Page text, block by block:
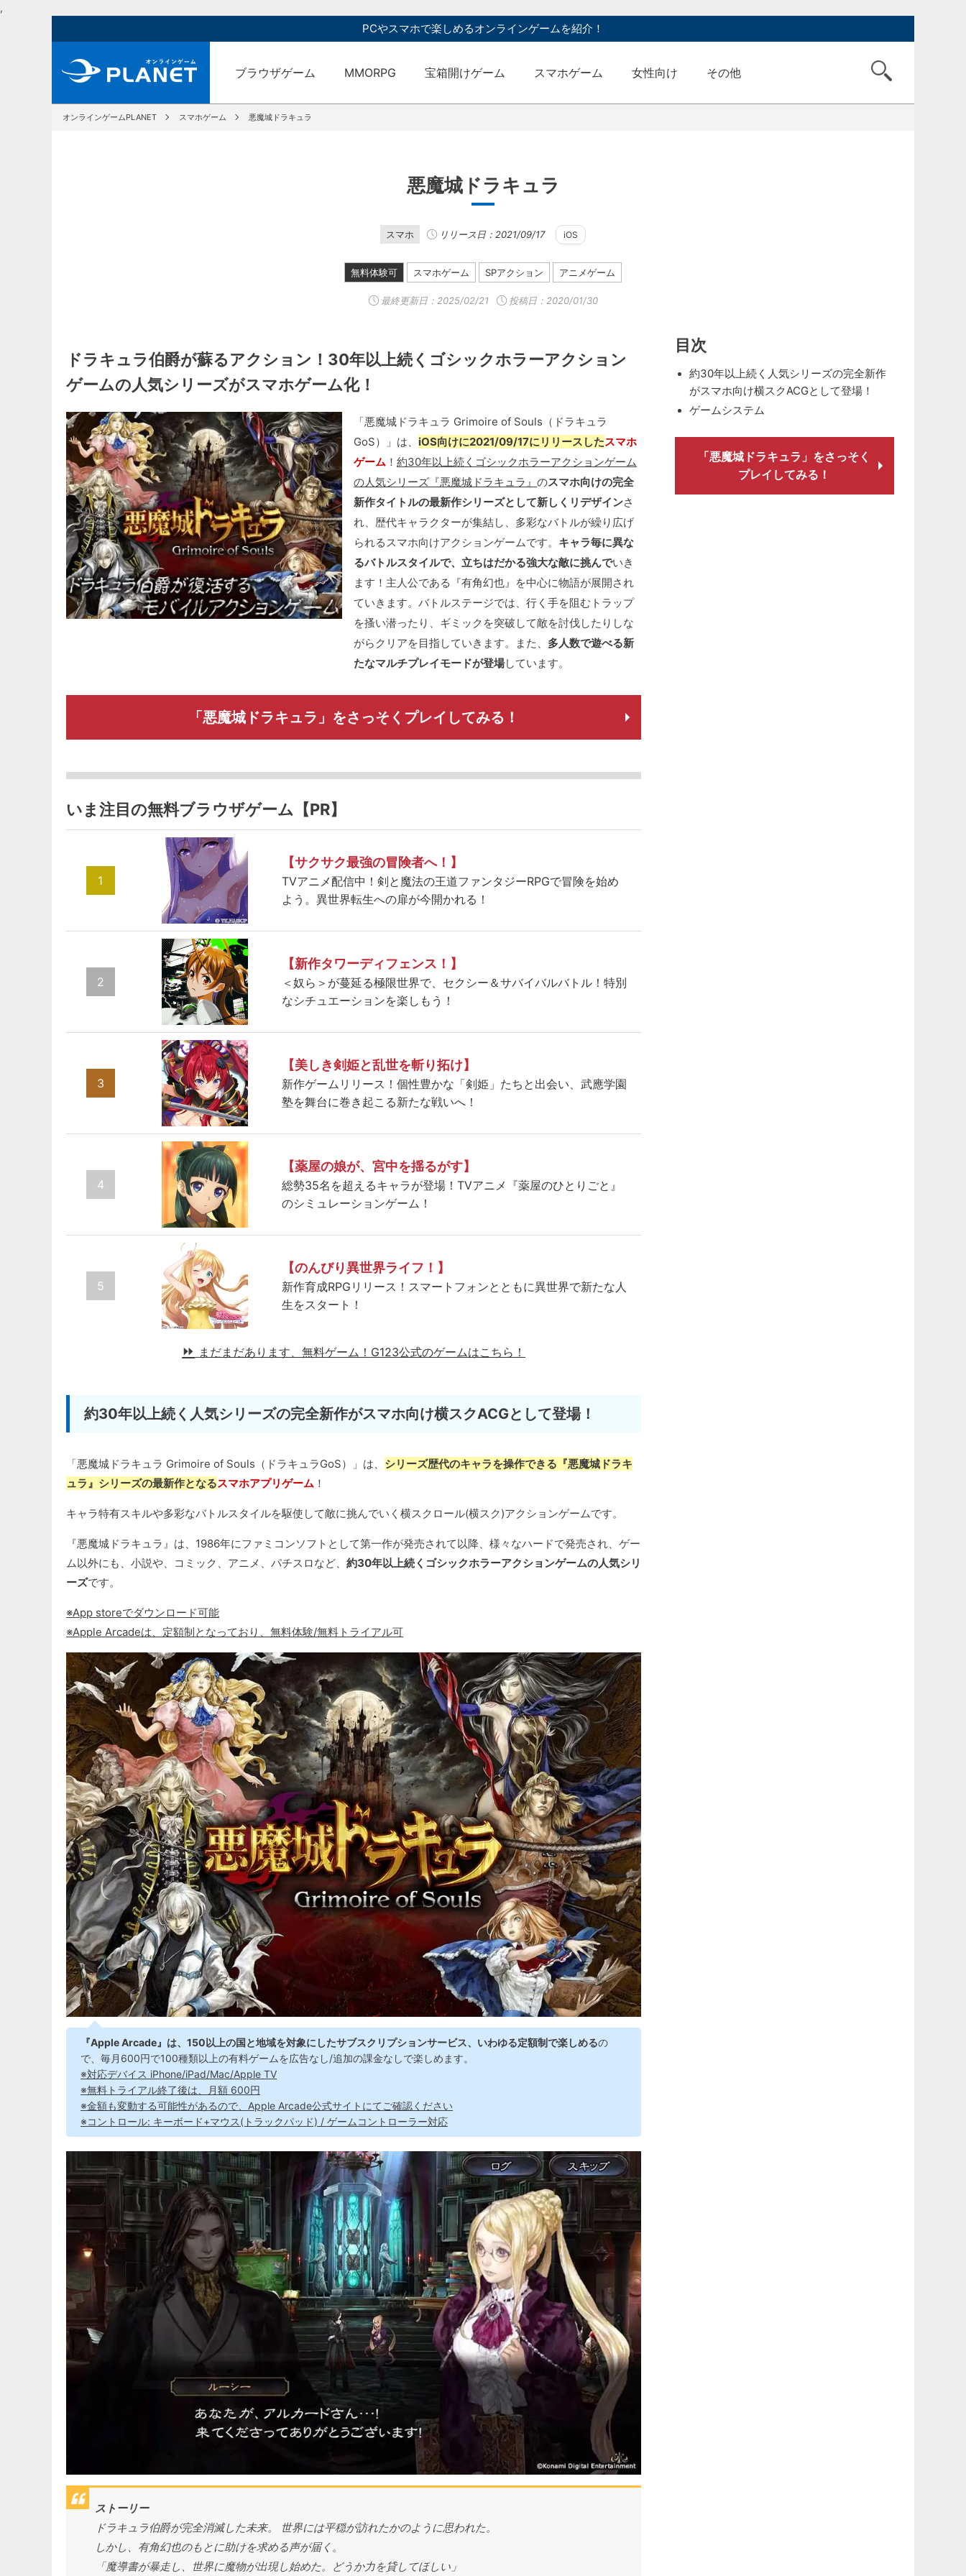
,
PCやスマホで楽しめるオンラインゲームを紹介！
ブラウザゲーム MMORPG 宝箱開けゲーム スマホゲーム 女性向け その他
オンラインゲームPLANET スマホゲーム 悪魔城ドラキュラ
悪魔城ドラキュラ
スマホ リリース日：2021/09/17 iOS
無料体験可 スマホゲーム SPアクション アニメゲーム
最終更新日： 2025/02/21 投稿日：2020/01/30
ドラキュラ伯爵が蘇るアクション！30年以上続くゴシックホラーアクション
ゲームの人気シリーズがスマホゲーム化！
「悪魔城ドラキュラ Grimoire of Souls（ドラキュラ
GoS）」は、 iOS向けに2021/09/17にリリースしたスマホ
ゲーム ！約30年以上続くゴシックホラーアクションゲーム
の人気シリーズ『悪魔城ドラキュラ』のスマホ向けの完全
新作タイトルの最新作シリーズとして新しくリデザインさ
れ、歴代キャラクターが集結し、多彩なバトルが繰り広げ
られるスマホ向けアクションゲームです。 キャラ毎に異な
るバトルスタイルで、立ちはだかる強大な敵に挑んでいき
ます！主人公である『有角幻也』を中心に物語が展開され
ていきます。バトルステージでは、行く手を阻むトラップ
を搔い潜ったり、ギミックを突破して敵を討伐したりしな
がらクリアを目指していきます。また、 多人数で遊べる新
たなマルチプレイモードが登場しています。
「悪魔城ドラキュラ」をさっそくプレイしてみる！
いま注目の無料ブラウザゲーム【PR】
1
【サクサク最強の冒険者へ！】
TVアニメ配信中！剣と魔法の王道ファンタジーRPGで冒険を始め
よう。異世界転生への扉が今開かれる！
2
【新作タワーディフェンス！】
＜奴ら＞が蔓延る極限世界で、セクシー＆サバイバルバトル！特別
なシチュエーションを楽しもう！
3
【美しき剣姫と乱世を斬り拓け】
新作ゲームリリース！個性豊かな「剣姫」たちと出会い、武應学園
塾を舞台に巻き起こる新たな戦いへ！
4
【薬屋の娘が、宮中を揺るがす】
総勢35名を超えるキャラが登場！TVアニメ『薬屋のひとりごと』
のシミュレーションゲーム！
5
【のんびり異世界ライフ！】
新作育成RPGリリース！スマートフォンとともに異世界で新たな人
生をスタート！
まだまだあります、無料ゲーム！ G123公式のゲームはこちら！
約30年以上続く人気シリーズの完全新作がスマホ向け横スクACGとして登場！
「悪魔城ドラキュラ Grimoire of Souls（ドラキュラGoS）」は、 シリーズ歴代のキャラを操作できる『悪魔城ドラキ
ュラ』シリーズの最新作となるスマホアプリゲーム ！
キャラ特有スキルや多彩なバトルスタイルを駆使して敵に挑んでいく横スクロール(横スク)アクションゲームです。
『悪魔城ドラキュラ』は、1986年にファミコンソフトとして第一作が発売されて以降、様々なハードで発売され、ゲー
ム以外にも、小説や、コミック、アニメ、パチスロなど、 約30年以上続くゴシックホラーアクションゲームの人気シリ
ーズです。
※App storeでダウンロード可能
※Apple Arcadeは、定額制となっており、無料体験/無料トライアル可
『Apple Arcade』は、150以上の国と地域を対象にしたサブスクリプションサービス、いわゆる定額制で楽しめるの
で、毎月600円で100種類以上の有料ゲームを広告なし/追加の課金なしで楽しめます。
※対応デバイス iPhone/iPad/Mac/Apple TV
※無料トライアル終了後は、月額 600円
※金額も変動する可能性があるので、Apple Arcade公式サイトにてご確認ください
※コントロール: キーボード+マウス(トラックパッド) / ゲームコントローラー対応
ストーリー
ドラキュラ伯爵が完全消滅した未来。 世界には平穏が訪れたかのように思われた。
しかし、有角幻也のもとに助けを求める声が届く。
「魔導書が暴走し、世界に魔物が出現し始めた。どうか力を貸してほしい」
目次
約30年以上続く人気シリーズの完全新作
がスマホ向け横スクACGとして登場！
ゲームシステム
「悪魔城ドラキュラ」をさっそく
プレイしてみる！